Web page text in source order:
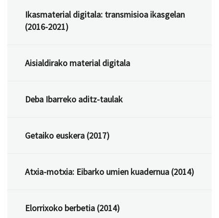
Ikasmaterial digitala: transmisioa ikasgelan
(2016-2021)
Aisialdirako material digitala
Deba Ibarreko aditz-taulak
Getaiko euskera (2017)
Atxia-motxia: Eibarko umien kuadernua (2014)
Elorrixoko berbetia (2014)